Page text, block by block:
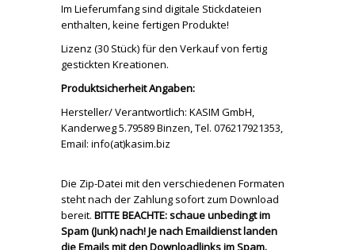
Im Lieferumfang sind digitale Stickdateien
enthalten, keine fertigen Produkte!
Lizenz (30 Stück) für den Verkauf von fertig
gestickten Kreationen.
Produktsicherheit Angaben:
Hersteller/ Verantwortlich: KASIM GmbH,
Kanderweg 5.79589 Binzen, Tel. 076217921353,
Email: info(at)kasim.biz
Die Zip-Datei mit den verschiedenen Formaten
steht nach der Zahlung sofort zum Download
bereit.BITTE BEACHTE: schaue unbedingt im
Spam (Junk) nach! Je nach Emaildienst landen
die Emails mit den Downloadlinks im Spam.